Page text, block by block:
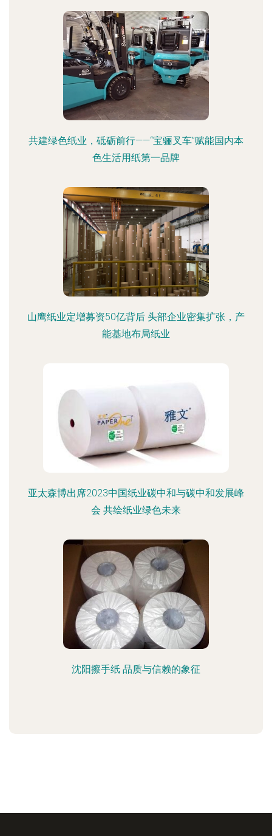
共建绿色纸业，砥砺前行——“宝骊叉车”赋能国内本
色生活用纸第一品牌
山鹰纸业定增募资50亿背后 头部企业密集扩张，产
能基地布局纸业
亚太森博出席2023中国纸业碳中和与碳中和发展峰
会 共绘纸业绿色未来
沈阳擦手纸 品质与信赖的象征